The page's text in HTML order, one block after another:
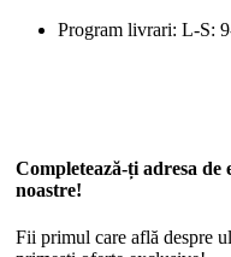
Program livrari: L-S:
Completează-ți adresa
noastre!
Fii primul care află despre